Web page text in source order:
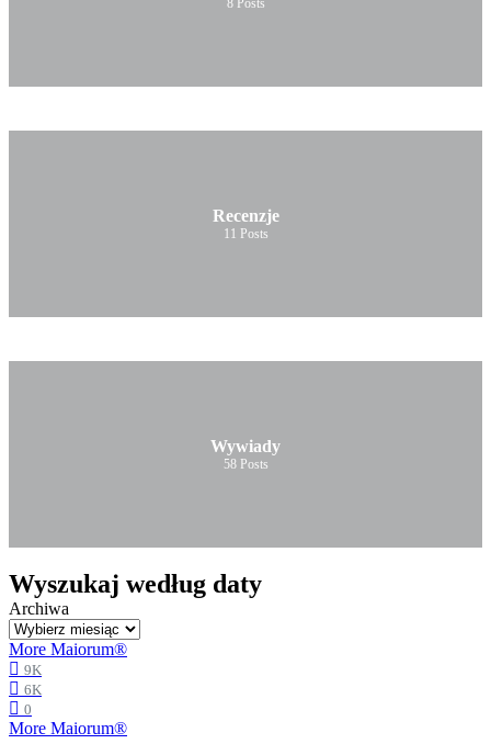
Recenzje
11 Posts
Wywiady
58 Posts
Wyszukaj według daty
Archiwa
More Maiorum®
9K
6K
0
More Maiorum®